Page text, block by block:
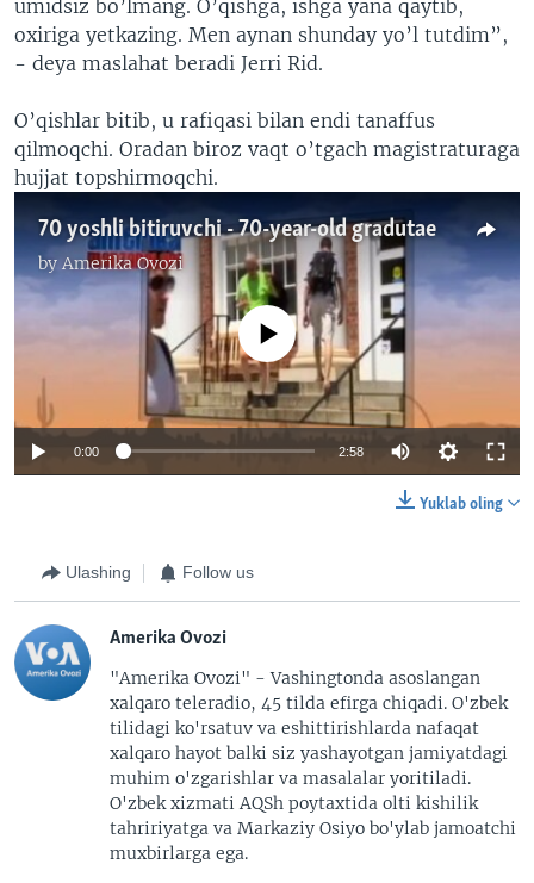
umidsiz bo’lmang. O’qishga, ishga yana qaytib,
oxiriga yetkazing. Men aynan shunday yo’l tutdim”,
- deya maslahat beradi Jerri Rid.
O’qishlar bitib, u rafiqasi bilan endi tanaffus
qilmoqchi. Oradan biroz vaqt o’tgach magistraturaga
hujjat topshirmoqchi.
70 yoshli bitiruvchi - 70-year-old gradutae
by Amerika Ovozi
No media source currently available
0:00 2:58
Yuklab oling
Ulashing Follow us
Amerika Ovozi
"Amerika Ovozi" - Vashingtonda asoslangan
xalqaro teleradio, 45 tilda efirga chiqadi. O'zbek
tilidagi ko'rsatuv va eshittirishlarda nafaqat
xalqaro hayot balki siz yashayotgan jamiyatdagi
muhim o'zgarishlar va masalalar yoritiladi.
O'zbek xizmati AQSh poytaxtida olti kishilik
tahririyatga va Markaziy Osiyo bo'ylab jamoatchi
muxbirlarga ega.